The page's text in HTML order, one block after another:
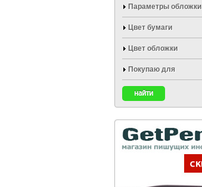
Параметры обложки
Цвет бумаги
Цвет обложки
Покупаю для